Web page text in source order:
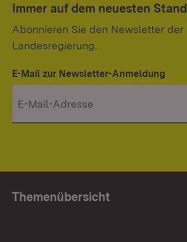
Immer auf dem neuesten Stand
Abonnieren Sie den Newsletter der
Landesregierung.
E-Mail zur Newsletter-Anmeldung
Themenübersicht